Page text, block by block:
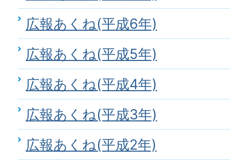
広報あくね(平成6年)
広報あくね(平成5年)
広報あくね(平成4年)
広報あくね(平成3年)
広報あくね(平成2年)